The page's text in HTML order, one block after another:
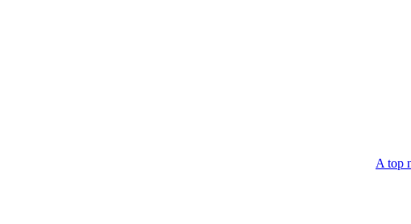
A top